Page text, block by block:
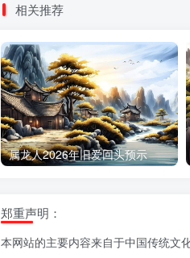
相关推荐
属龙人2026年旧爱回头预示
郑重声明：
本网站的主要内容来自于中国传统文